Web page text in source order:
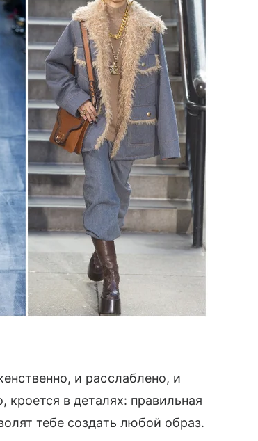
и расслаблено, и
в деталях: правильная
тебе создать любой образ.